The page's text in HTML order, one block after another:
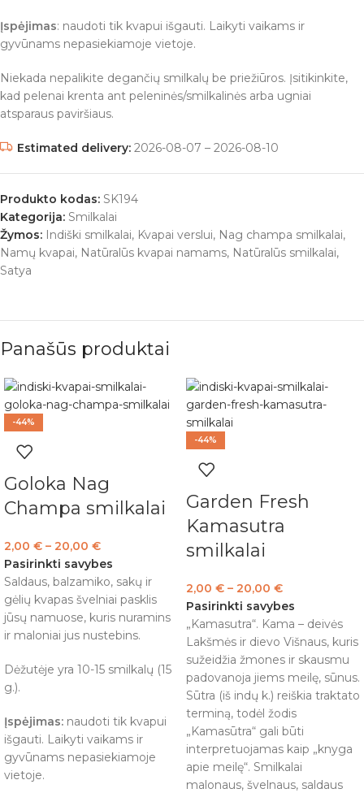
Įspėjimas: naudoti tik kvapui išgauti. Laikyti vaikams ir
gyvūnams nepasiekiamoje vietoje.
Niekada nepalikite degančių smilkalų be priežiūros. Įsitikinkite,
kad pelenai krenta ant peleninės/smilkalinės arba ugniai
atsparaus paviršiaus.
Estimated delivery: 2026-08-07 – 2026-08-10
Produkto kodas: SK194
Kategorija: Smilkalai
Žymos: Indiški smilkalai, Kvapai verslui, Nag champa smilkalai,
Namų kvapai, Natūralūs kvapai namams, Natūralūs smilkalai,
Satya
Panašūs produktai
-44%
Goloka Nag
Champa smilkalai
2,00 € – 20,00 €
Pasirinkti savybes
Saldaus, balzamiko, sakų ir
gėlių kvapas švelniai pasklis
jūsų namuose, kuris nuramins
ir maloniai jus nustebins.
Dėžutėje yra 10-15 smilkalų (15
g.).
Įspėjimas: naudoti tik kvapui
išgauti. Laikyti vaikams ir
gyvūnams nepasiekiamoje
vietoje.
-44%
Garden Fresh
Kamasutra
smilkalai
2,00 € – 20,00 €
Pasirinkti savybes
„Kamasutra“. Kama – deivės
Lakšmės ir dievo Višnaus, kuris
sužeidžia žmones ir skausmu
padovanoja jiems meilę, sūnus.
Sūtra (iš indų k.) reiškia traktato
terminą, todėl žodis
„Kamasūtra“ gali būti
interpretuojamas kaip „knyga
apie meilę“. Smilkalai
malonaus, švelnaus, saldaus